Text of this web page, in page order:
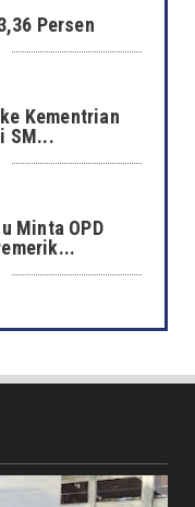
Persen
Kementrian
SM...
Minta OPD
Ini 5